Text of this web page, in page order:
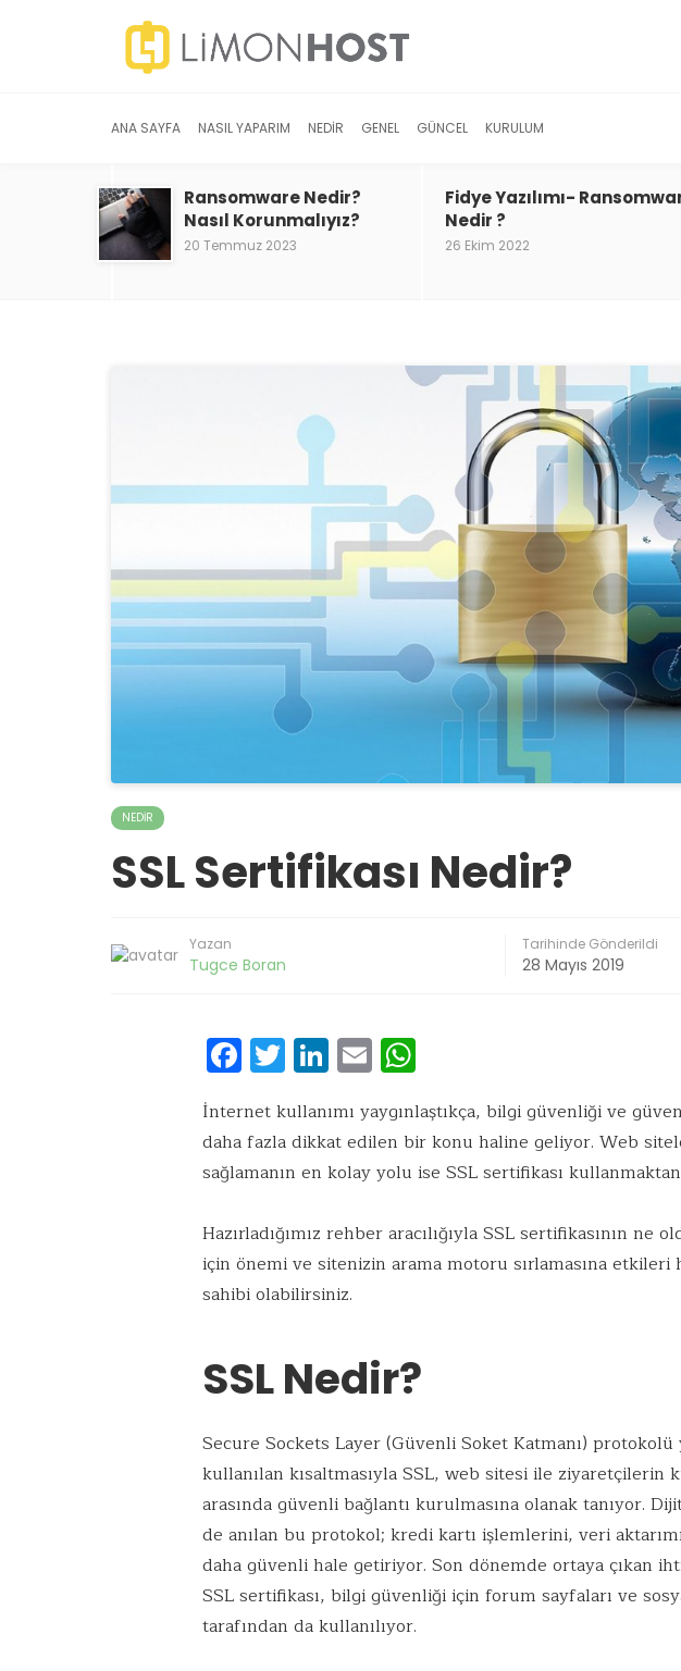
ANA SAYFA NASIL YAPARIM NEDIR GENEL GÜNCEL KURULUM
Ransomware Nedir?
Nasıl Korunmalıyız?
20 Temmuz 2023
Fidye Yazılımı-
Nedir ?
26 Ekim 2022
NEDIR
SSL Sertifikası Nedir?
Yazan
Tugce Boran
Tarihinde Gönderildi
28 Mayıs 2019
F
ac
e
b
o
o
k
T
w
it
te
r
Li
n
k
e
dI
n
E
m
ai
l
h
at
s
A
p
p
İnternet kullanımı yaygınlaştıkça, bilgi güvenliği ve
daha fazla dikkat edilen bir konu haline geliyor. Web
sağlamanın en kolay yolu ise SSL sertifikası
Hazırladığımız rehber aracılığıyla SSL sertifikasının ne
için önemi ve sitenizin arama motoru sırlamasına etkileri
sahibi olabilirsiniz.
SSL Nedir?
Secure Sockets Layer (Güvenli Soket Katmanı) protokolü
kullanılan kısaltmasıyla SSL, web sitesi ile ziyaretçilerin
arasında güvenli bağlantı kurulmasına olanak tanıyor.
de anılan bu protokol; kredi kartı işlemlerini, veri
daha güvenli hale getiriyor. Son dönemde ortaya çıkan
SSL sertifikası, bilgi güvenliği için forum sayfaları ve
tarafından da kullanılıyor.